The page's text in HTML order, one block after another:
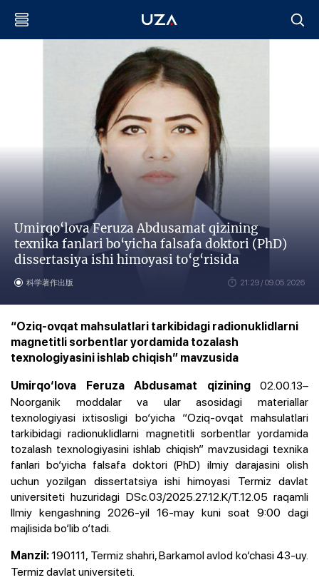
Umirqo‘lova Feruza Abdusamat qizining
texnika fanlari bo‘yicha falsafa doktori (PhD)
dissertasiya ishi himoyasi to‘g‘risida
科学著作出版 21:29 / 09.05.2026
“Oziq-ovqat mahsulatlari tarkibidagi radionuklidlarni
magnetitli sorbentlar yordamida tozalash
texnologiyasini ishlab chiqish” mavzusida
Umirqo‘lova Feruza Abdusamat qizining 02.00.13–
Noorganik moddalar va ular asosidagi materiallar
texnologiyasi ixtisosligi bo‘yicha “Oziq-ovqat mahsulatlari
tarkibidagi radionuklidlarni magnetitli sorbentlar yordamida
tozalash texnologiyasini ishlab chiqish” mavzusidagi texnika
fanlari bo‘yicha falsafa doktori (PhD) ilmiy darajasini olish
uchun yozilgan dissertatsiya ishi himoyasi Termiz davlat
universiteti huzuridagi DSc.03/2025.27.12.K/T.12.05 raqamli
Ilmiy kengashning 2026-yil 16-may kuni soat 9:00 dagi
majlisida bo‘lib o‘tadi.
Manzil:190111, Termiz shahri, Barkamol avlod ko‘chasi 43-uy.
Termiz davlat universiteti.